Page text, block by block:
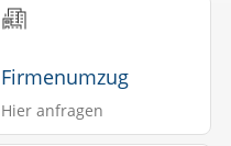
Firmenumzug
Hier anfragen